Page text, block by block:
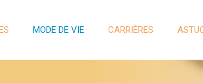
MODE DE VIE CARRIÈRES